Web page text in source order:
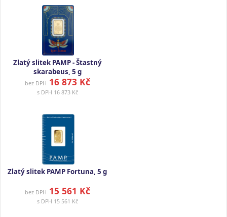
Zlatý slitek PAMP - Štastný
skarabeus, 5 g
bez DPH 16 873 Kč
s DPH 16 873 Kč
Zlatý slitek PAMP Fortuna, 5 g
bez DPH 15 561 Kč
s DPH 15 561 Kč